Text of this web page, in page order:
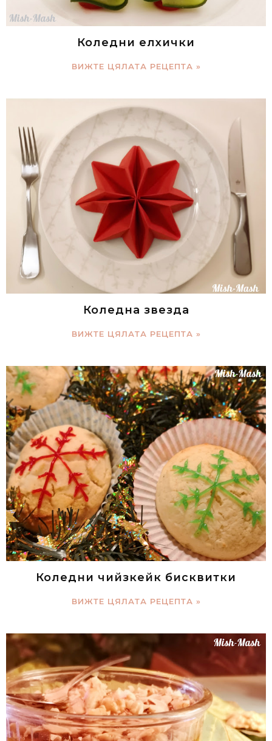
Коледни елхички
ВИЖТЕ ЦЯЛАТА РЕЦЕПТА »
Коледна звезда
ВИЖТЕ ЦЯЛАТА РЕЦЕПТА »
Коледни чийзкейк бисквитки
ВИЖТЕ ЦЯЛАТА РЕЦЕПТА »